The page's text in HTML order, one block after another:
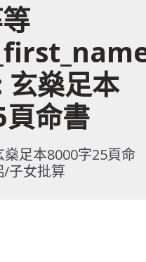
玄燊足本
命書
足本8000字25頁命
/子女批算